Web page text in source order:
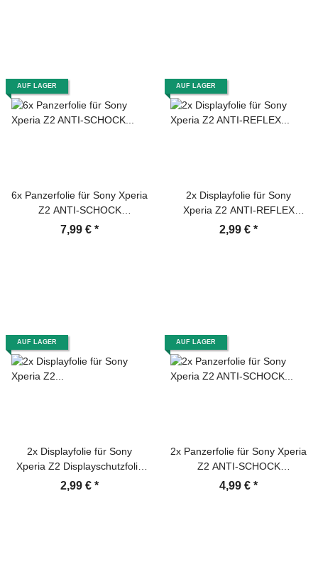
AUF LAGER
6x Panzerfolie für Sony Xperia
Z2 ANTI-SCHOCK
Displayschutzfolie HD ULTRA
7,99 € *
AUF LAGER
2x Displayfolie für Sony
Xperia Z2 ANTI-REFLEX
Displayschutzfolie MATT F/B
2,99 € *
AUF LAGER
2x Displayfolie für Sony
Xperia Z2 Displayschutzfolie
HD ULTRA KLAR F/B
2,99 € *
AUF LAGER
2x Panzerfolie für Sony Xperia
Z2 ANTI-SCHOCK
Displayschutzfolie HD KLAR
4,99 € *